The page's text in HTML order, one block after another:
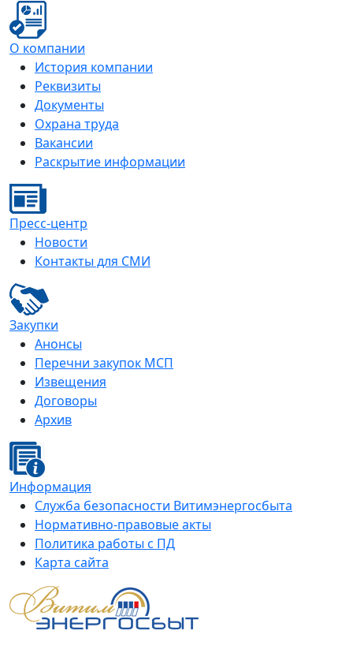
О компании
История компании
Реквизиты
Документы
Охрана труда
Вакансии
Раскрытие информации
Пресс-центр
Новости
Контакты для СМИ
Закупки
Анонсы
Перечни закупок МСП
Извещения
Договоры
Архив
Информация
Служба безопасности Витимэнергосбыта
Нормативно-правовые акты
Политика работы с ПД
Карта сайта